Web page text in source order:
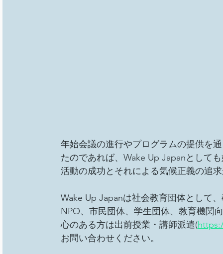
年始会議の進行やプログラムの提供を
たのであれば、Wake Up Japanとして
活動の成功とそれによる気候正義の追
Wake Up Japanは社会教育団体として
NPO、市民団体、学生団体、教育機関
心のある方は出前授業・講師派遣(
お問い合わせください。